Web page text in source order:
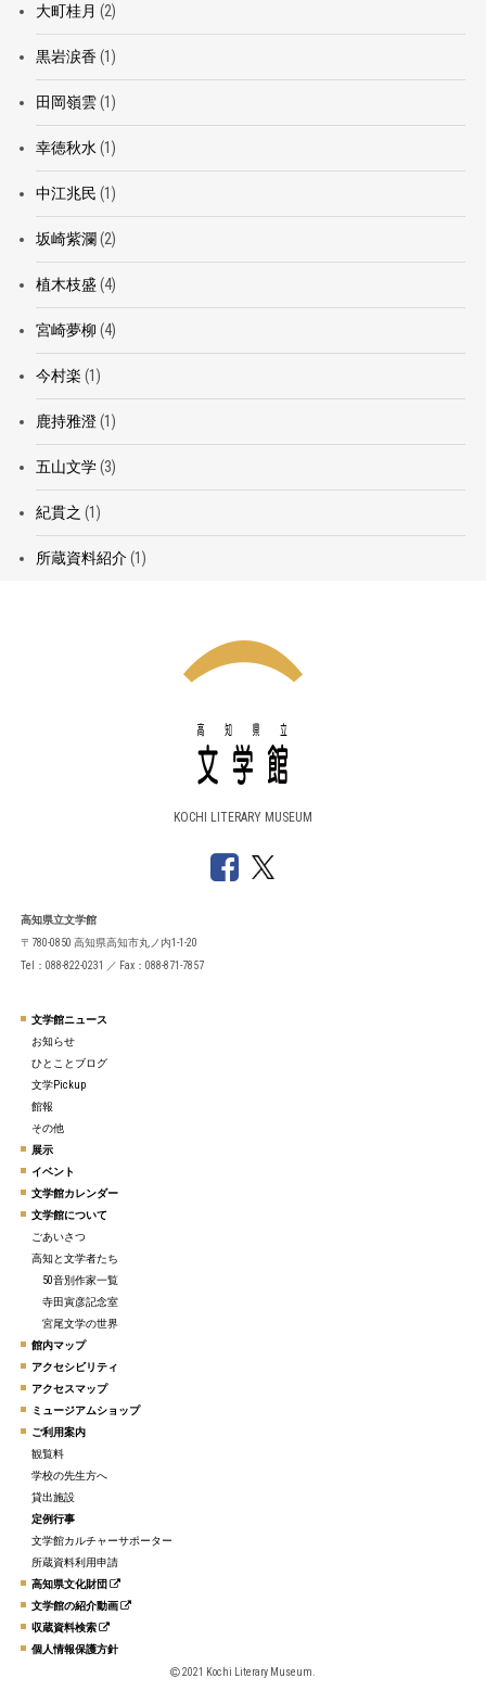
大町桂月 (2)
黒岩涙香(1)
田岡嶺雲(1)
幸徳秋水 (1)
中江兆民 (1)
坂崎紫瀾(2)
植木枝盛 (4)
宮崎夢柳 (4)
今村楽 (1)
鹿持雅澄(1)
五山文学(3)
紀貫之 (1)
所蔵資料紹介(1)
KOCHI LITERARY MUSEUM
高知県立文学館
〒780-0850 高知県高知市丸ノ内1-1-20
Tel：088-822-0231 ／ Fax：088-871-7857
文学館ニュース
お知らせ
ひとことブログ
文学Pickup
館報
その他
展示
イベント
文学館カレンダー
文学館について
ごあいさつ
高知と文学者たち
50音別作家一覧
寺田寅彦記念室
宮尾文学の世界
館内マップ
アクセシビリティ
アクセスマップ
ミュージアムショップ
ご利用案内
観覧料
学校の先生方へ
貸出施設
定例行事
文学館カルチャーサポーター
所蔵資料利用申請
高知県文化財団
文学館の紹介動画
収蔵資料検索
個人情報保護方針
2021 Kochi Literary Museum.